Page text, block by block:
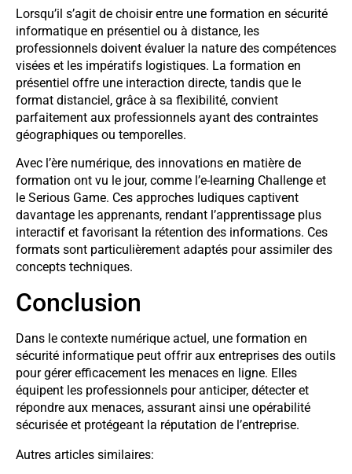
Lorsqu’il s’agit de choisir entre une formation en sécurité
informatique en présentiel ou à distance, les
professionnels doivent évaluer la nature des compétences
visées et les impératifs logistiques. La formation en
présentiel offre une interaction directe, tandis que le
format distanciel, grâce à sa flexibilité, convient
parfaitement aux professionnels ayant des contraintes
géographiques ou temporelles.
Avec l’ère numérique, des innovations en matière de
formation ont vu le jour, comme l’e-learning Challenge et
le Serious Game. Ces approches ludiques captivent
davantage les apprenants, rendant l’apprentissage plus
interactif et favorisant la rétention des informations. Ces
formats sont particulièrement adaptés pour assimiler des
concepts techniques.
Conclusion
Dans le contexte numérique actuel, une formation en
sécurité informatique peut offrir aux entreprises des outils
pour gérer efficacement les menaces en ligne. Elles
équipent les professionnels pour anticiper, détecter et
répondre aux menaces, assurant ainsi une opérabilité
sécurisée et protégeant la réputation de l’entreprise.
Autres articles similaires: